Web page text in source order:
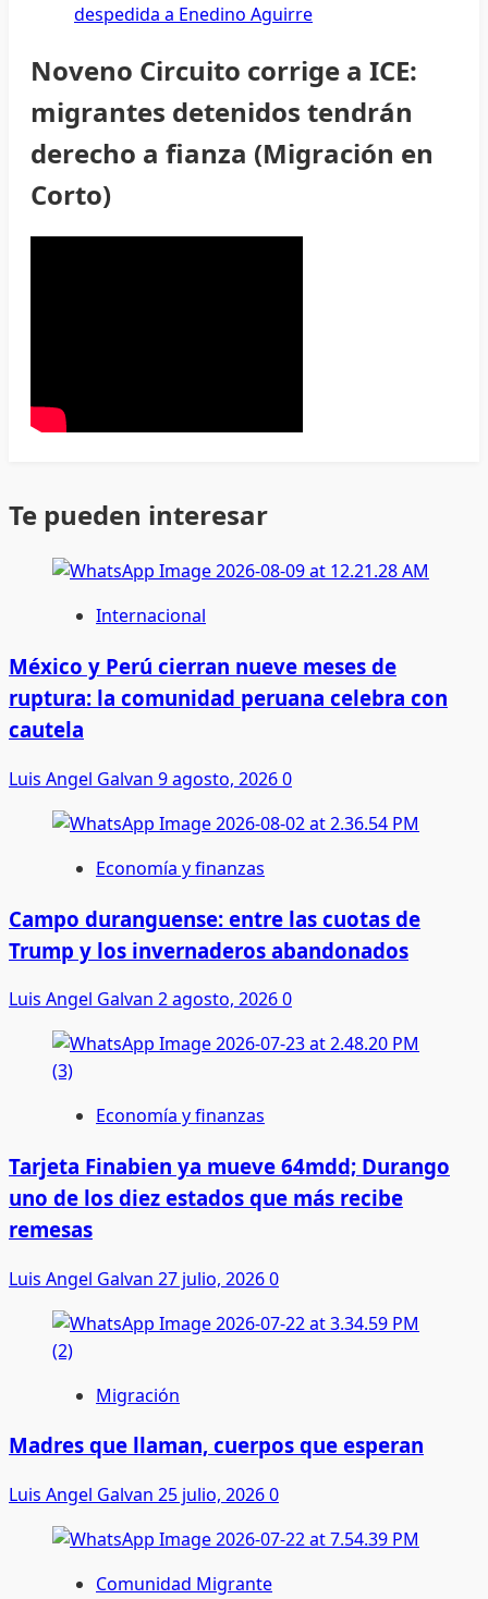
despedida a Enedino Aguirre
Noveno Circuito corrige a ICE:
migrantes detenidos tendrán
derecho a fianza (Migración en
Corto)
Te pueden interesar
Internacional
México y Perú cierran nueve meses de
ruptura: la comunidad peruana celebra con
cautela
Luis Angel Galvan 9 agosto, 20260
Economía y finanzas
Campo duranguense: entre las cuotas de
Trump y los invernaderos abandonados
Luis Angel Galvan 2 agosto, 20260
Economía y finanzas
Tarjeta Finabien ya mueve 64mdd; Durango
uno de los diez estados que más recibe
remesas
Luis Angel Galvan 27 julio, 20260
Migración
Madres que llaman, cuerpos que esperan
Luis Angel Galvan 25 julio, 20260
Comunidad Migrante